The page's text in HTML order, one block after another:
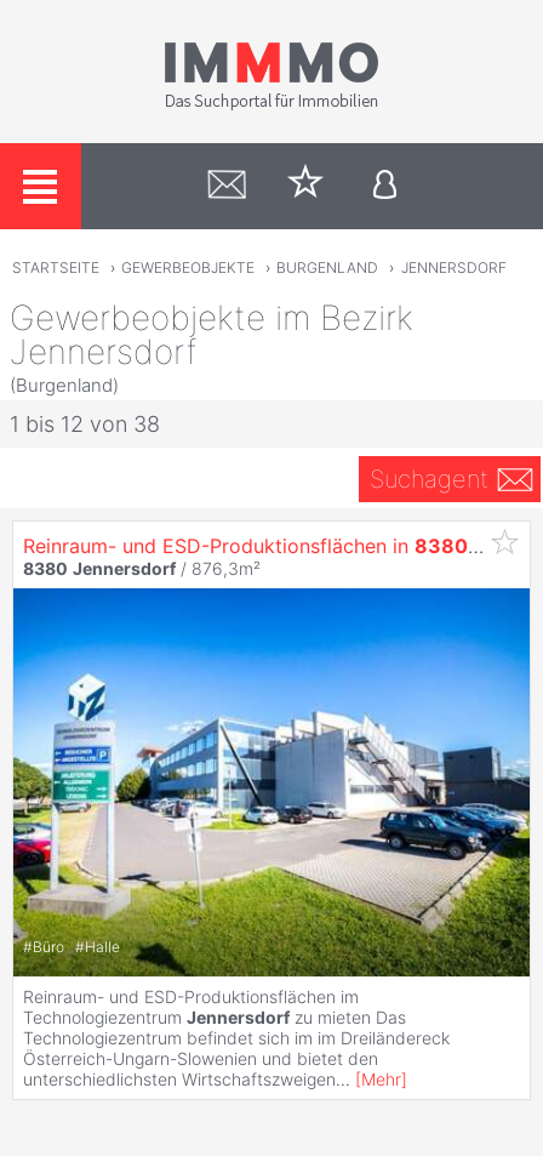
STARTSEITE › GEWERBEOBJEKTE › BURGENLAND › JENNERSDORF
Gewerbeobjekte im Bezirk
Jennersdorf
(Burgenland)
1 bis 12 von 38
Suchagent
Reinraum- und ESD-Produktionsflächen in 8380
8380 Jennersdorf / 876,3m²
#Büro #Halle
Reinraum- und ESD-Produktionsflächen im
Technologiezentrum Jennersdorf zu mieten Das
Technologiezentrum befindet sich im im Dreiländereck
Österreich-Ungarn-Slowenien und bietet den
unterschiedlichsten Wirtschaftszweigen... [Mehr]